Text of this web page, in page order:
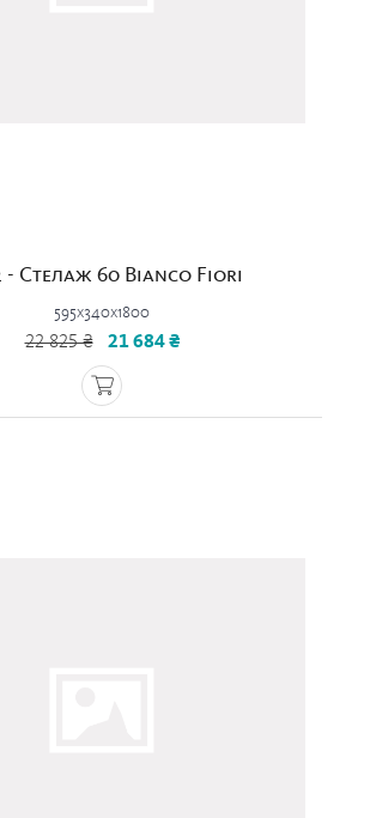
- Стелаж 60 Bianco Fiori
595x340x1800
22 825 ₴ 21 684 ₴